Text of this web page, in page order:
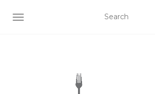
AFFICHER/MASQUER LA NAVIGATION